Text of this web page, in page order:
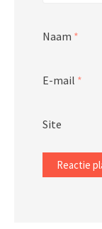
Naam *
E-mail *
Site